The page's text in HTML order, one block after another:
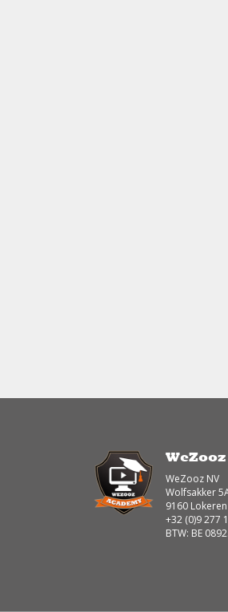
WeZooz NV
Wolfsakker
9160 Lokeren
+32 (0)9 277
BTW: BE